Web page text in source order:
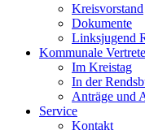
Kreisvorstand
Dokumente
Linksjugend
Kommunale
Im Kreistag
In der
Anträge und
Service
Kontakt